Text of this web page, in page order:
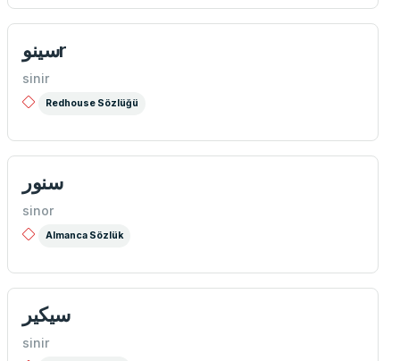
سینوr
sinir
Redhouse Sözlüğü
سنور
sinor
Almanca Sözlük
سيكیر
sinir